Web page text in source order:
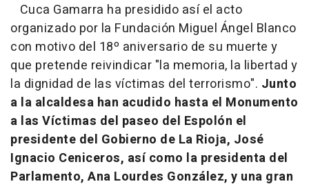
Cuca Gamarra ha presidido así el acto
organizado por la Fundación Miguel Ángel Blanco
con motivo del 18º aniversario de su muerte y
que pretende reivindicar "la memoria, la libertad y
la dignidad de las víctimas del terrorismo". Junto
a la alcaldesa han acudido hasta el Monumento
a las Víctimas del paseo del Espolón el
presidente del Gobierno de La Rioja, José
Ignacio Ceniceros, así como la presidenta del
Parlamento, Ana Lourdes González, y una gran